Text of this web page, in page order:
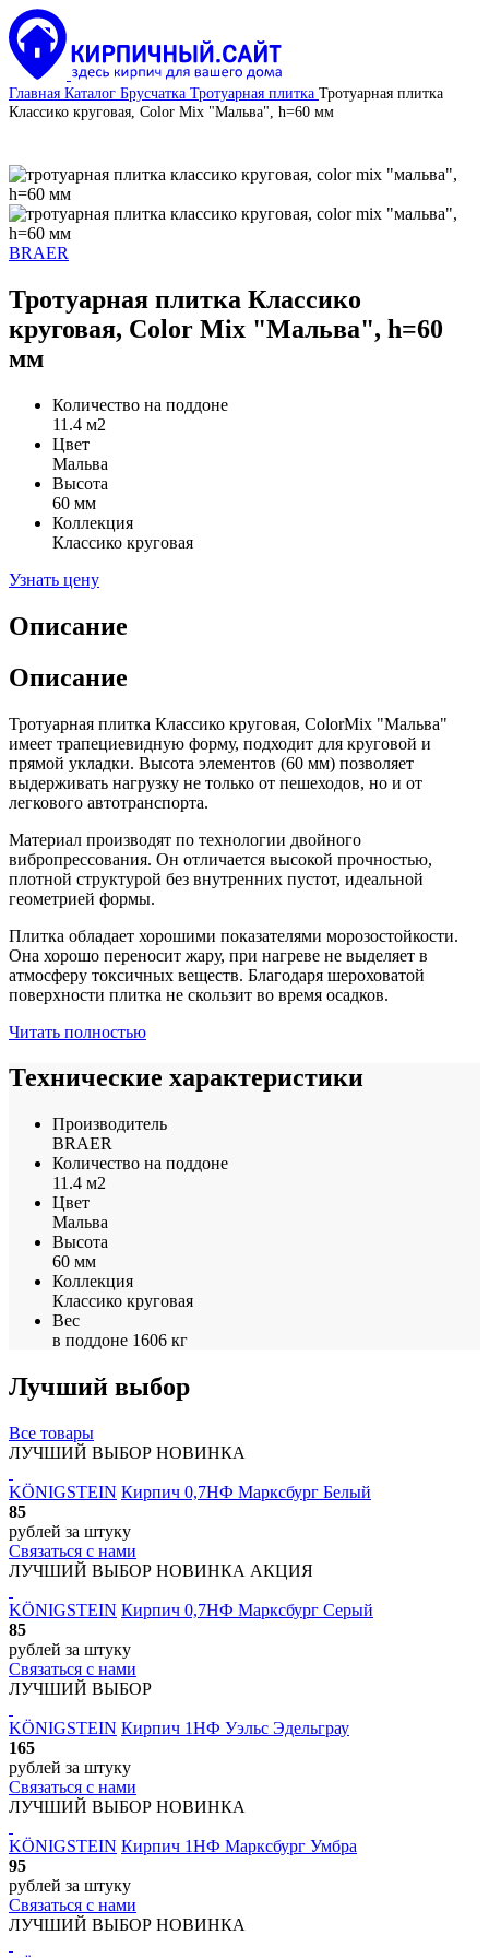
Главная Каталог Брусчатка Тротуарная плитка Тротуарная плитка
Классико круговая, Color Mix "Мальва", h=60 мм
BRAER
Тротуарная плитка Классико
круговая, Color Mix "Мальва", h=60
мм
Количество на поддоне
11.4 м2
Цвет
Мальва
Высота
60 мм
Коллекция
Классико круговая
Узнать цену
Описание
Описание
Тротуарная плитка Классико круговая, ColorMix "Мальва"
имеет трапециевидную форму, подходит для круговой и
прямой укладки. Высота элементов (60 мм) позволяет
выдерживать нагрузку не только от пешеходов, но и от
легкового автотранспорта.
Материал производят по технологии двойного
вибропрессования. Он отличается высокой прочностью,
плотной структурой без внутренних пустот, идеальной
геометрией формы.
Плитка обладает хорошими показателями морозостойкости.
Она хорошо переносит жару, при нагреве не выделяет в
атмосферу токсичных веществ. Благодаря шероховатой
поверхности плитка не скользит во время осадков.
Читать полностью
Технические характеристики
Производитель
BRAER
Количество на поддоне
11.4 м2
Цвет
Мальва
Высота
60 мм
Коллекция
Классико круговая
Вес
в поддоне 1606 кг
Лучший выбор
Все товары
ЛУЧШИЙ ВЫБОР НОВИНКА
KÖNIGSTEIN Кирпич 0,7НФ Марксбург Белый
85
рублей за штуку
Связаться с нами
ЛУЧШИЙ ВЫБОР НОВИНКА АКЦИЯ
KÖNIGSTEIN Кирпич 0,7НФ Марксбург Серый
85
рублей за штуку
Связаться с нами
ЛУЧШИЙ ВЫБОР
KÖNIGSTEIN Кирпич 1НФ Уэльс Эдельграу
165
рублей за штуку
Связаться с нами
ЛУЧШИЙ ВЫБОР НОВИНКА
KÖNIGSTEIN Кирпич 1НФ Марксбург Умбра
95
рублей за штуку
Связаться с нами
ЛУЧШИЙ ВЫБОР НОВИНКА